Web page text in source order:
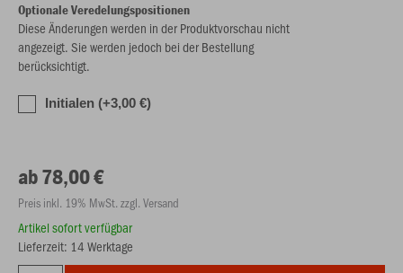
Optionale Veredelungspositionen
Diese Änderungen werden in der Produktvorschau nicht
angezeigt. Sie werden jedoch bei der Bestellung
berücksichtigt.
Initialen (+3,00 €)
ab 78,00 €
Preis inkl. 19% MwSt. zzgl. Versand
Artikel sofort verfügbar
Lieferzeit: 14 Werktage